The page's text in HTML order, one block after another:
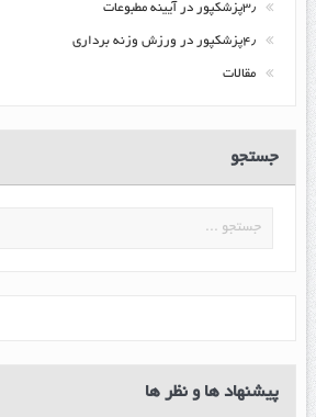
۳٫پزشکپور در آیینه مطبوعات
۴٫پزشکپور در ورزش وزنه برداری
مقالات
جستجو
پیشنهاد ها و نظر ها